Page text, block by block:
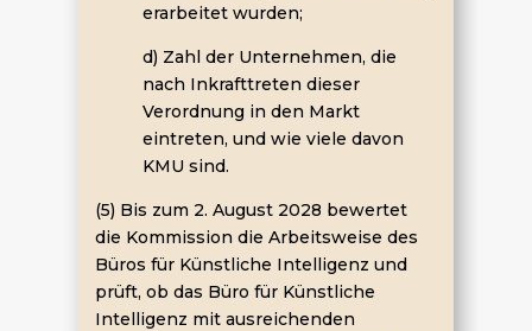
erarbeitet wurden;
d) Zahl der Unternehmen, die
nach Inkrafttreten dieser
Verordnung in den Markt
eintreten, und wie viele davon
KMU sind.
(5) Bis zum 2. August 2028 bewertet
die Kommission die Arbeitsweise des
Büros für Künstliche Intelligenz und
prüft, ob das Büro für Künstliche
Intelligenz mit ausreichenden